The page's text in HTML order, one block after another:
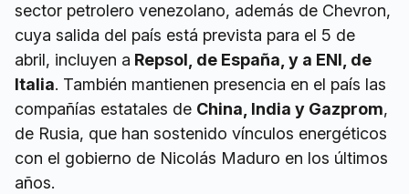
sector petrolero venezolano, además de Chevron,
cuya salida del país está prevista para el 5 de
abril, incluyen a Repsol, de España, y a ENI, de
Italia. También mantienen presencia en el país las
compañías estatales de China, India y Gazprom,
de Rusia, que han sostenido vínculos energéticos
con el gobierno de Nicolás Maduro en los últimos
años.